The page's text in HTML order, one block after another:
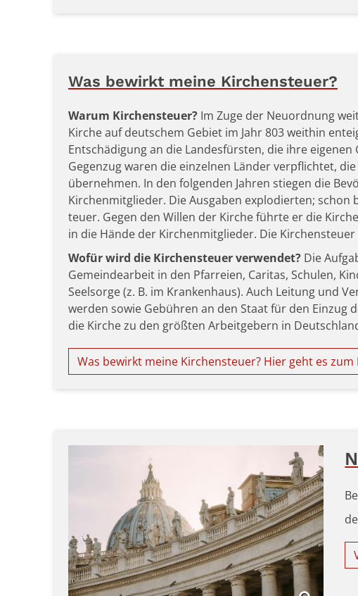
Was bewirkt meine Kirchensteuer?
Warum Kirchensteuer? Im Zuge der Neuordnung
Kirche auf deutschem Gebiet im Jahr 803 weithin
Entschädigung an die Landesfürsten, die ihre
Gegenzug waren die einzelnen Länder verpflichtet,
übernehmen. In den folgenden Jahren stiegen die
Kirchenmitglieder. Die Ausgaben explodierten;
teuer. Gegen den Willen der Kirche führte er die
in die Hände der Kirchenmitglieder. Die
Wofür wird die Kirchensteuer verwendet? Die
Gemeindearbeit in den Pfarreien, Caritas, Schulen,
Seelsorge (z. B. im Krankenhaus). Auch Leitung und
werden sowie Gebühren an den Staat für den Einzug
die Kirche zu den größten Arbeitgebern in
Was bewirkt meine Kirchensteuer? Hier geht es zum